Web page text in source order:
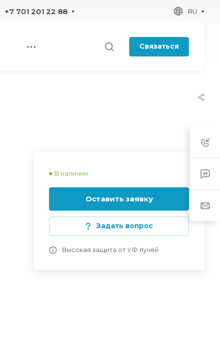
+7 701 201 22 88 RU
Связаться
В наличии
Оставить заявку
Задать вопрос
Высокая защита от УФ лучей